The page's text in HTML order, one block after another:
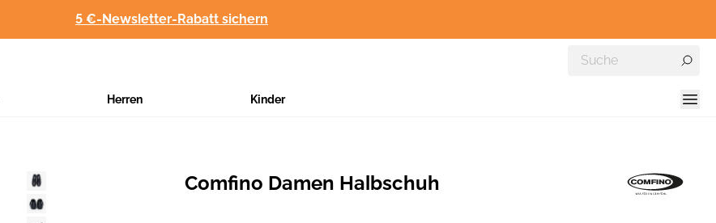
5 €-Newsletter-Rabatt sichern
Herren Kinder
Hersteller:
Comfino Damen Halbschuh